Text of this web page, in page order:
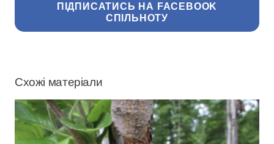
ПІДПИСАТИСЬ НА FACEBOOK
СПІЛЬНОТУ
Схожі матеріали